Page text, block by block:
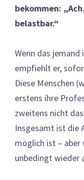
bekommen:
belastbar.“
Wenn das
empfiehlt er,
Diese Menschen
erstens ihre
zweitens nicht
Insgesamt ist die
möglich ist – aber
unbedingt wieder